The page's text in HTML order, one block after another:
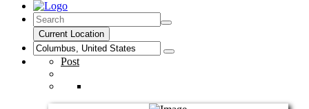
Current Location
Post